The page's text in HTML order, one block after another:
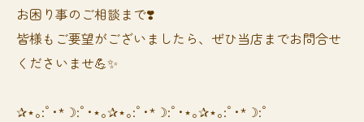
お困り事のご相談まで❣️
皆様もご要望がございましたら、ぜひ当店までお問合せ
くださいませ💪✨
✰⋆｡:ﾟ･*☽:ﾟ･⋆｡✰⋆｡:ﾟ･*☽:ﾟ･⋆｡✰⋆｡:ﾟ･*☽:ﾟ